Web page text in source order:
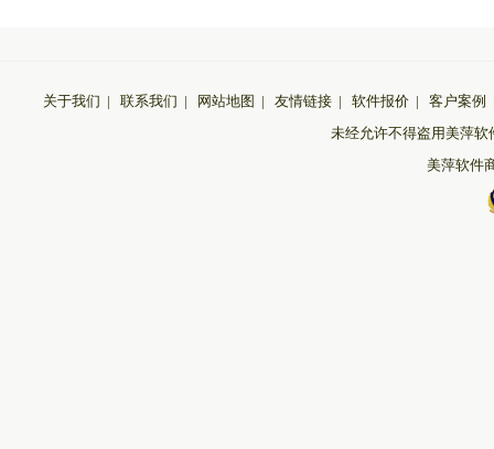
关于我们 | 联系我们 | 网站地图 | 友情链接 | 软件报价 | 客户案例
未经允许不得盗用美萍
美萍软件